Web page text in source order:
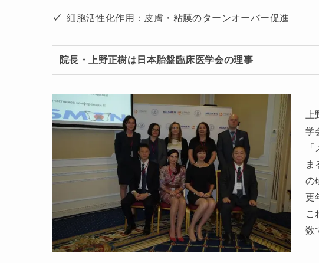
✓細胞活性化作用：皮膚・粘膜のターンオーバー促進
院長・上野正樹は日本胎盤臨床医学会の理事
学
ま
の
更
こ
数